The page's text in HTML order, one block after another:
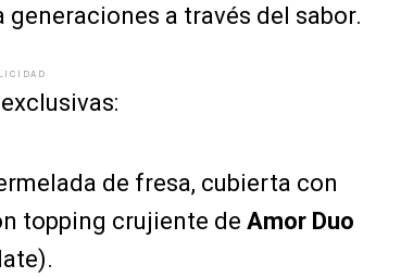
a través del sabor.
de fresa, cubierta con
topping crujiente de Amor Duo